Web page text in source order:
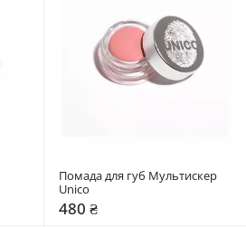
Помада для губ Мультискер
Unico
480 ₴